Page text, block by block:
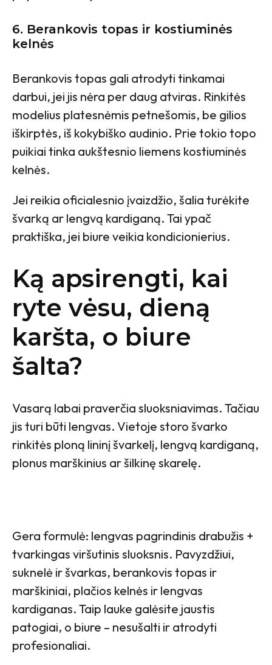
6. Berankovis topas ir kostiuminės
kelnės
Berankovis topas gali atrodyti tinkamai
darbui, jei jis nėra per daug atviras. Rinkitės
modelius platesnėmis petnešomis, be gilios
iškirptės, iš kokybiško audinio. Prie tokio topo
puikiai tinka aukštesnio liemens kostiuminės
kelnės.
Jei reikia oficialesnio įvaizdžio, šalia turėkite
švarką ar lengvą kardiganą. Tai ypač
praktiška, jei biure veikia kondicionierius.
Ką apsirengti, kai
ryte vėsu, dieną
karšta, o biure
šalta?
Vasarą labai praverčia sluoksniavimas. Tačiau
jis turi būti lengvas. Vietoje storo švarko
rinkitės ploną lininį švarkelį, lengvą kardiganą,
plonus marškinius ar šilkinę skarelę.
Gera formulė: lengvas pagrindinis drabužis +
tvarkingas viršutinis sluoksnis. Pavyzdžiui,
suknelė ir švarkas, berankovis topas ir
marškiniai, plačios kelnės ir lengvas
kardiganas. Taip lauke galėsite jaustis
patogiai, o biure – nesušalti ir atrodyti
profesionaliai.